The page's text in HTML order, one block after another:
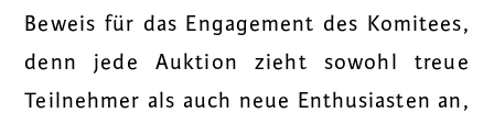
Beweis für das Engagement des Komitees,
denn jede Auktion zieht sowohl treue
Teilnehmer als auch neue Enthusiasten an,